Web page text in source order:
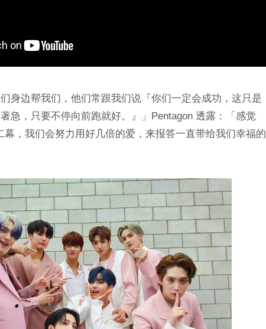
们身边帮我们，他们常跟我们说『你们一定会成功，这只是
急，只要不停向前跑就好。』」Pentagon 透露：「感觉
幕，我们会努力用好几倍的爱，来报答一直带给我们幸福的